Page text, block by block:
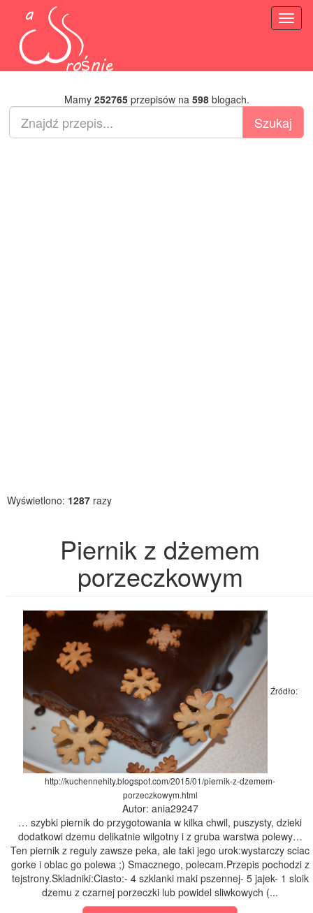
Mamy 252765przepisów na 598blogach.
Wyświetlono: 1287 razy
Piernik z dżemem
porzeczkowym
Źródło:
http://kuchennehity.blogspot.com/2015/01/piernik-z-dzemem-
porzeczkowym.html
Autor: ania29247
… szybki piernik do przygotowania w kilka chwil, puszysty, dzieki
dodatkowi dzemu delikatnie wilgotny i z gruba warstwa polewy…
Ten piernik z reguly zawsze peka, ale taki jego urok:wystarczy sciac
gorke i oblac go polewa ;) Smacznego, polecam.Przepis pochodzi z
tejstrony.Skladniki:Ciasto:- 4 szklanki maki pszennej- 5 jajek- 1 sloik
dzemu z czarnej porzeczki lub powidel sliwkowych (...